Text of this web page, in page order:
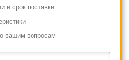
и срок поставки
вашим вопросам